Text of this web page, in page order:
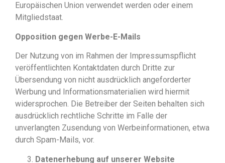
Europäischen Union verwendet werden oder einem
Mitgliedstaat.
Opposition gegen Werbe-E-Mails
Der Nutzung von im Rahmen der Impressumspflicht
veröffentlichten Kontaktdaten durch Dritte zur
Übersendung von nicht ausdrücklich angeforderter
Werbung und Informationsmaterialien wird hiermit
widersprochen. Die Betreiber der Seiten behalten sich
ausdrücklich rechtliche Schritte im Falle der
unverlangten Zusendung von Werbeinformationen, etwa
durch Spam-Mails, vor.
Datenerhebung auf unserer Website